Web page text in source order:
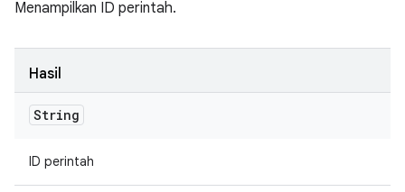
Menampilkan ID perintah.
Hasil
String
ID perintah